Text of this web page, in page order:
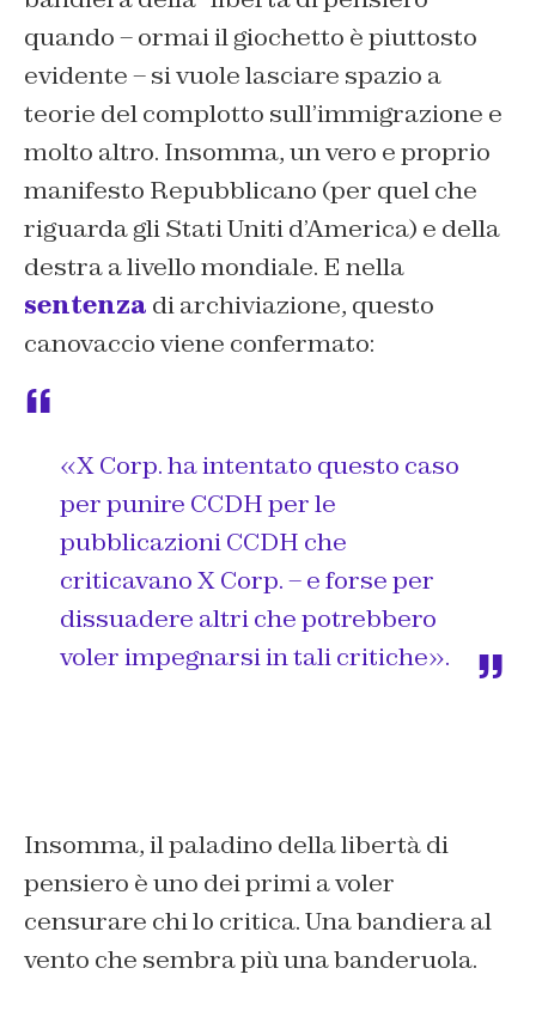
quando – ormai il giochetto è piuttosto
evidente – si vuole lasciare spazio a
teorie del complotto sull’immigrazione e
molto altro. Insomma, un vero e proprio
manifesto Repubblicano (per quel che
riguarda gli Stati Uniti d’America) e della
destra a livello mondiale. E nella
sentenza di archiviazione, questo
canovaccio viene confermato:
«X Corp. ha intentato questo caso
per punire CCDH per le
pubblicazioni CCDH che
criticavano X Corp. – e forse per
dissuadere altri che potrebbero
voler impegnarsi in tali critiche».
Insomma, il paladino della libertà di
pensiero è uno dei primi a voler
censurare chi lo critica. Una bandiera al
vento che sembra più una banderuola.